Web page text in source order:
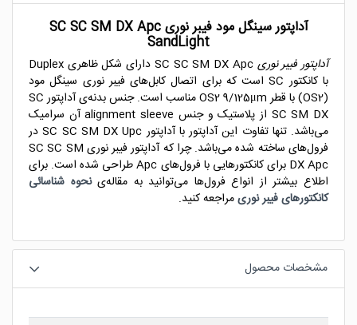
آداپتور سینگل مود فیبر نوری SC SC SM DX Apc
SandLight
آداپتور فیبر نوری
SC SC SM DX Apc دارای شکل ظاهری Duplex
با کانکتور SC است که برای اتصال کابل‌های فیبر نوری سینگل مود
(OS2) با قطر OS2 9/125μm مناسب است. جنس بدنه‌ی آداپتور SC
SC SM DX از پلاستیک و جنس alignment sleeve آن سرامیک
می‌باشد. تنها تفاوت این آداپتور با آداپتور SC SC SM DX Upc در
فرول‌های ساخته شده می‌باشد. چرا که آداپتور فیبر نوری SC SC SM
DX Apc برای کانکتورهایی با فرول‌های Apc طراحی شده است. برای
اطلاع بیشتر از انواع فرول‌ها می‌توانید به مقاله‌ینحوه شناسائی
کانکتورهای فیبر نوریمراجعه کنید.
مشخصات محصول